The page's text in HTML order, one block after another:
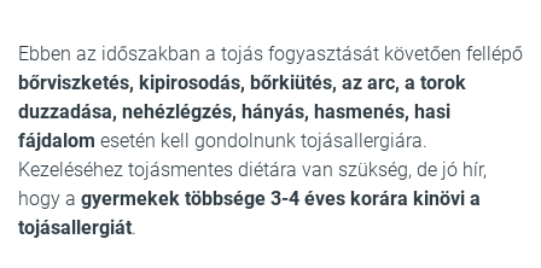
Ebben az időszakban a tojás fogyasztását követően fellépő
bőrviszketés, kipirosodás, bőrkiütés, az arc, a torok
duzzadása, nehézlégzés, hányás, hasmenés, hasi
fájdalom esetén kell gondolnunk tojásallergiára.
Kezeléséhez tojásmentes diétára van szükség, de jó hír,
hogy a gyermekek többsége 3-4 éves korára kinövi a
tojásallergiát.